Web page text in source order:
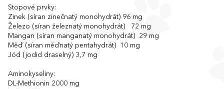
Stopové prvky:
Zinek (síran zinečnatý monohydrát) 96 mg
Železo (síran železnatý monohydrát) 72 mg
Mangan (síran manganatý monohydrát) 29 mg
Měď (síran měďnatý pentahydrát) 10 mg
Jód (jodid draselný) 3,7 mg
Aminokyseliny:
DL-Methionin 2000 mg